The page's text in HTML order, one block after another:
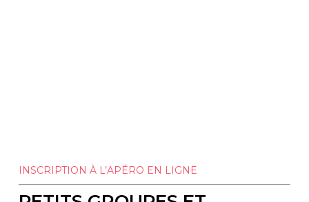
INSCRIPTION À L’APÉRO EN LIGNE